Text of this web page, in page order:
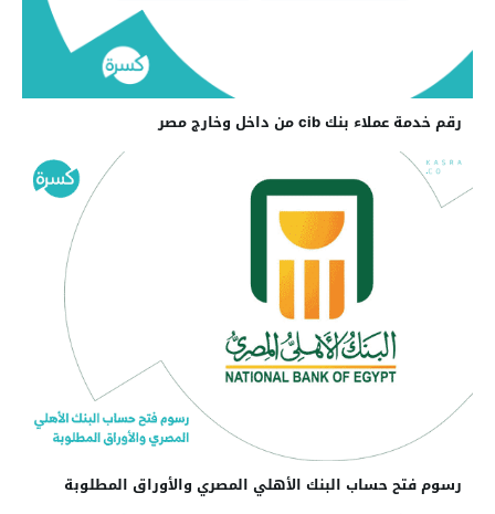
رقم خدمة عملاء بنك cib من داخل وخارج مصر
رسوم فتح حساب البنك الأهلي المصري والأوراق المطلوبة